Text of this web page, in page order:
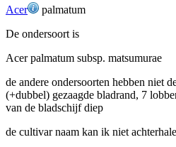
Acer
palmatum
De ondersoort is
Acer palmatum subsp. matsumurae
de andere ondersoorten hebben niet
(+dubbel) gezaagde bladrand, 7
van de bladschijf diep
de cultivar naam kan ik niet